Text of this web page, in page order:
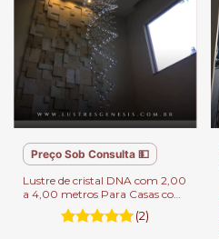
Preço Sob Consulta 💵
Lustre de cristal DNA com 2,00
a 4,00 metros Para Casas com
Pé Direito Duplo.
(2)